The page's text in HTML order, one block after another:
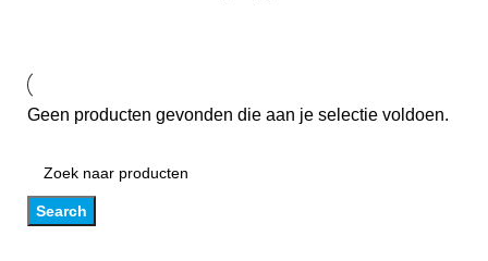
Geen producten gevonden die aan je selectie voldoen.
Search